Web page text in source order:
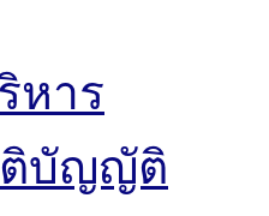
หาร
บัญญัติ